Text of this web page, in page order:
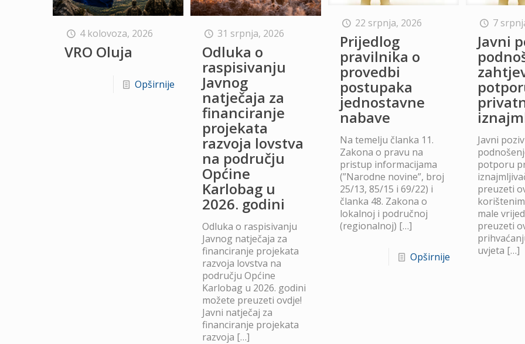
4 kolovoza, 2026
VRO Oluja
Opširnije
31 srpnja, 2026
Odluka o
raspisivanju
Javnog
natječaja za
financiranje
projekata
razvoja lovstva
na području
Općine
Karlobag u
2026. godini
Odluka o raspisivanju
Javnog natječaja za
financiranje projekata
razvoja lovstva na
području Općine
Karlobag u 2026. godini
možete preuzeti ovdje!
Javni natječaj za
financiranje projekata
razvoja […]
22 srpnja, 2026
Prijedlog
pravilnika o
provedbi
postupaka
jednostavne
nabave
Na temelju članka 11.
Zakona o pravu na
pristup informacijama
(”Narodne novine”, broj
25/13, 85/15 i 69/22) i
članka 48. Zakona o
lokalnoj i područnoj
(regionalnoj) […]
Opširnije
7
Javni
Javni
potporu
preuzeti
male
preuzeti
uvjeta […]